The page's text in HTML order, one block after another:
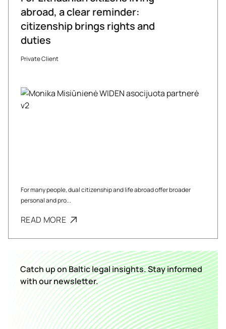
abroad, a clear reminder:
citizenship brings rights and
duties
Private Client
For many people, dual citizenship and life abroad offer broader
personal and pro...
READ MORE
Catch up on Baltic legal insights. Stay informed
with our newsletter.